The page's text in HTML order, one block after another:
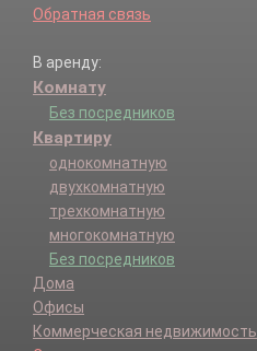
Обратная связь
В аренду:
Комнату
Без посредников
Квартиру
однокомнатную
двухкомнатную
трехкомнатную
многокомнатную
Без посредников
Дома
Офисы
Коммерческая недвижимость